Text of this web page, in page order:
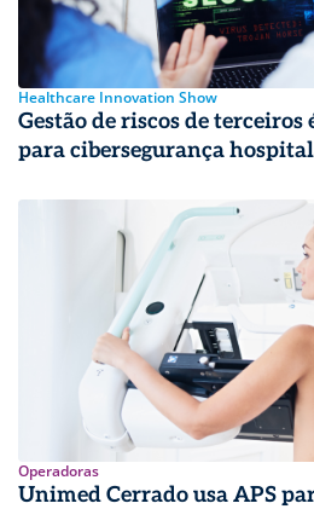
Healthcare Innovation Show
Gestão de riscos de terceiros
para cibersegurança
Operadoras
Unimed Cerrado usa APS